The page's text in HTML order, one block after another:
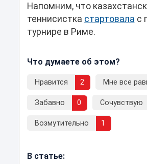
Напомним, что
теннисистка стартовала с
турнире в Риме.
Что думаете об этом?
Нравится 2 Мне все
Забавно 0 Сочувствую
Возмутительно 1
В статье: